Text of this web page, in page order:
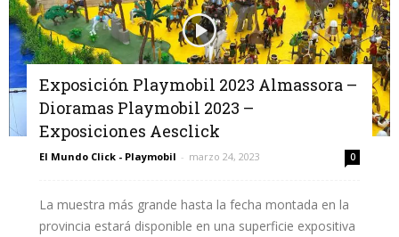
Exposición Playmobil 2023 Almassora –
Dioramas Playmobil 2023 –
Exposiciones Aesclick
El Mundo Click - Playmobil - marzo 24, 2023 0
La muestra más grande hasta la fecha montada en la
provincia estará disponible en una superficie expositiva